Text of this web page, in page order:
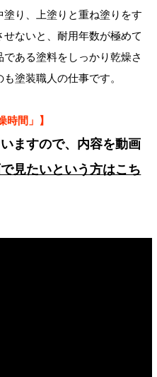
り、上塗りと重ね塗りをす
ないと、耐用年数が極めて
ある塗料をしっかり乾燥さ
塗装職人の仕事です。
時間」】
ますので、内容を動画
見たいという方はこち